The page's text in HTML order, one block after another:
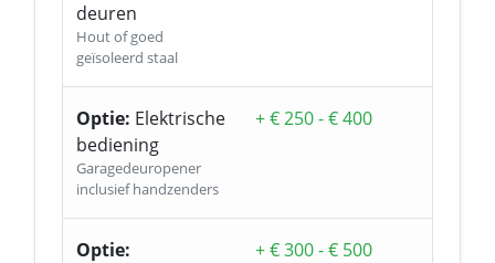
deuren
Hout of goed
geïsoleerd staal
Optie: Elektrische
bediening
Garagedeuropener
inclusief handzenders
+ € 250 - € 400
Optie:
+ € 300 - € 500